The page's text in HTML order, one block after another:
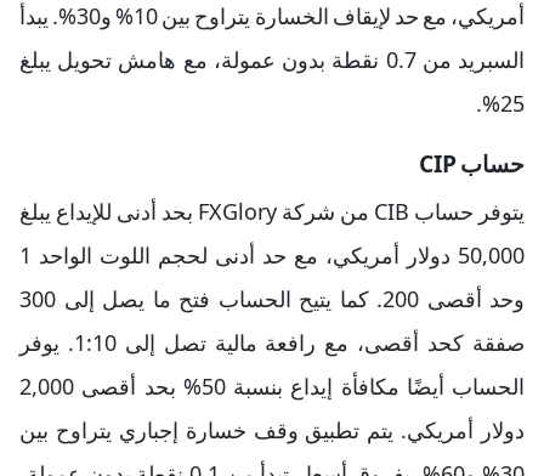
أمريكي، مع حد لإيقاف الخسارة يتراوح بين 10% و30%. يبدأ
السبريد من 0.7 نقطة بدون عمولة، مع هامش تحويل يبلغ
25%.
حساب CIP
يتوفر حساب CIB من شركة FXGlory بحد أدنى للإيداع يبلغ
50,000 دولار أمريكي، مع حد أدنى لحجم اللوت الواحد 1
وحد أقصى 200. كما يتيح الحساب فتح ما يصل إلى 300
صفقة كحد أقصى، مع رافعة مالية تصل إلى 1:10. يوفر
الحساب أيضًا مكافأة إيداع بنسبة 50% بحد أقصى 2,000
دولار أمريكي. يتم تطبيق وقف خسارة إجباري يتراوح بين